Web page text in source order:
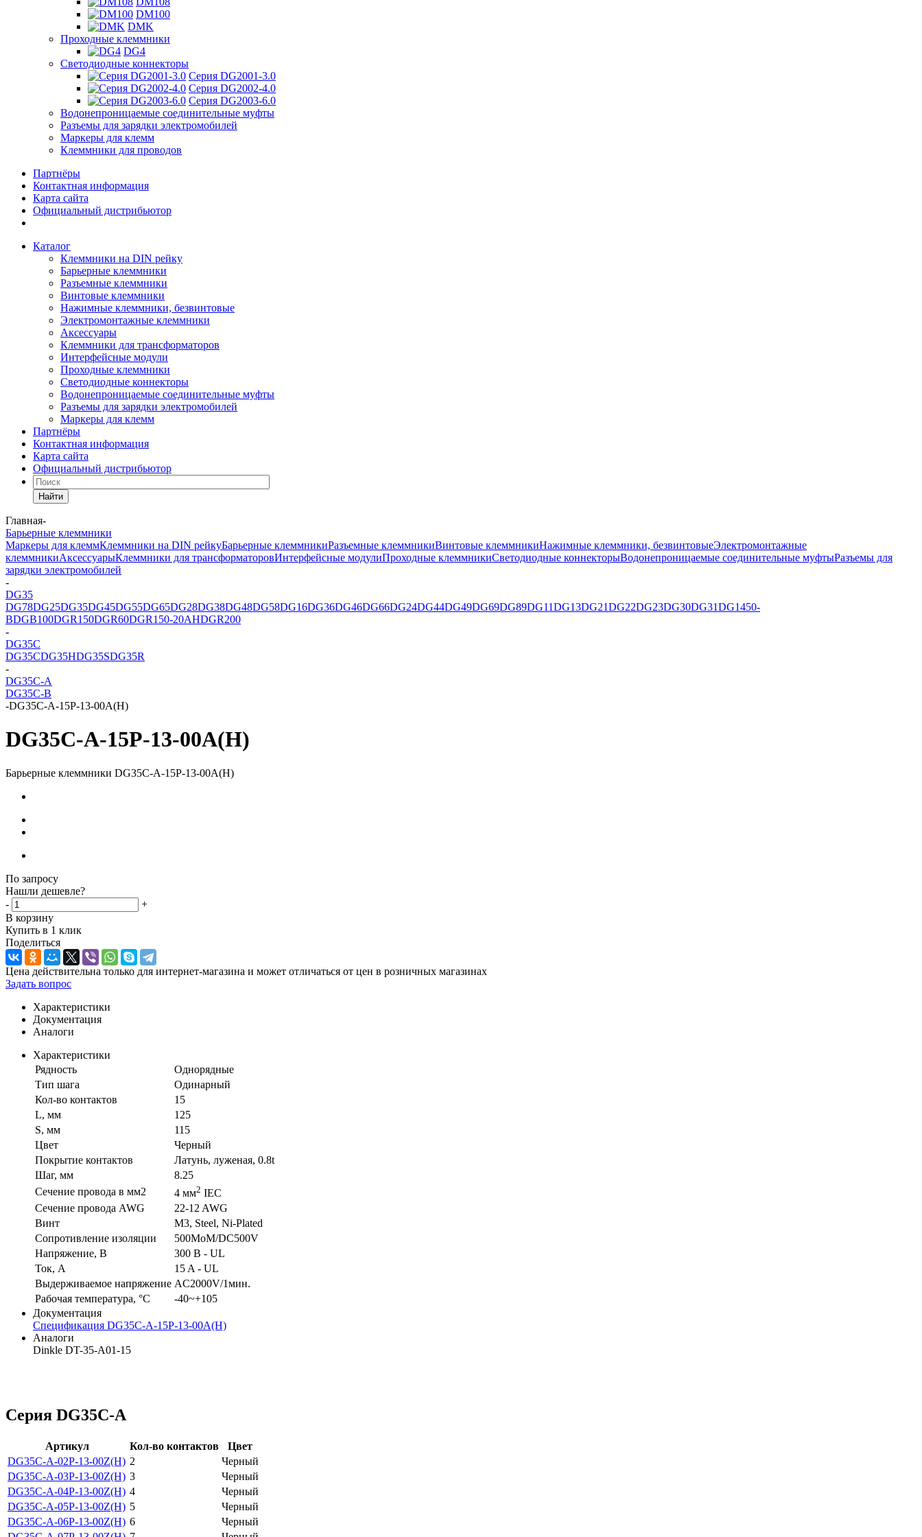
DM100
DMK
Проходные клеммники
DG4
Светодиодные коннекторы
Серия DG2001-3.0
Серия DG2002-4.0
Серия DG2003-6.0
Водонепроницаемые соединительные муфты
Разъемы для зарядки электромобилей
Маркеры для клемм
Клеммники для проводов
Партнёры
Контактная информация
Карта сайта
Официальный дистрибьютор
Каталог
Клеммники на DIN рейку
Барьерные клеммники
Разъемные клеммники
Винтовые клеммники
Нажимные клеммники, безвинтовые
Электромонтажные клеммники
Аксессуары
Клеммники для трансформаторов
Интерфейсные модули
Проходные клеммники
Светодиодные коннекторы
Водонепроницаемые соединительные муфты
Разъемы для зарядки электромобилей
Маркеры для клемм
Партнёры
Контактная информация
Карта сайта
Официальный дистрибьютор
Найти
Главная-
Барьерные клеммники
Маркеры для клеммКлеммники на DIN рейкуБарьерные клеммникиРазъемные клеммникиВинтовые клеммникиНажимные клеммники, безвинтовыеЭлектромонтажные
клеммникиАксессуарыКлеммники для трансформаторовИнтерфейсные модулиПроходные клеммникиСветодиодные коннекторыВодонепроницаемые соединительные муфтыРазъемы для
зарядки электромобилей
-
DG35
DG78DG25DG35DG45DG55DG65DG28DG38DG48DG58DG16DG36DG46DG66DG24DG44DG49DG69DG89DG11DG13DG21DG22DG23DG30DG31DG1450-
BDGB100DGR150DGR60DGR150-20AHDGR200
-
DG35C
DG35CDG35HDG35SDG35R
-
DG35C-A
DG35C-B
-DG35C-A-15P-13-00A(H)
DG35C-A-15P-13-00A(H)
Барьерные клеммники DG35C-A-15P-13-00A(H)
По запросу
Нашли дешевле?
-
+
В корзину
Купить в 1 клик
Поделиться
Цена действительна только для интернет-магазина и может отличаться от цен в розничных магазинах
Задать вопрос
Характеристики
Документация
Аналоги
Характеристики
Рядность
Однорядные
Тип шага
Одинарный
Кол-во контактов
15
L, мм
125
S, мм
115
Цвет
Черный
Покрытие контактов
Латунь, луженая, 0.8t
Шаг, мм
8.25
Сечение провода в мм2
4 мм2 IEC
Сечение провода AWG
22-12 AWG
Винт
M3, Steel, Ni-Plated
Сопротивление изоляции
500MoM/DC500V
Напряжение, В
300 В - UL
Ток, А
15 A - UL
Выдерживаемое напряжение AC2000V/1мин.
Рабочая температура, °C
-40~+105
Документация
Спецификация DG35C-A-15P-13-00A(H)
Аналоги
Dinkle DT-35-A01-15
Серия DG35C-A
Артикул Кол-во контактов
Цвет
DG35C-A-02P-13-00Z(H) 2
Черный
DG35C-A-03P-13-00Z(H) 3
Черный
DG35C-A-04P-13-00Z(H) 4
Черный
DG35C-A-05P-13-00Z(H) 5
Черный
DG35C-A-06P-13-00Z(H) 6
Черный